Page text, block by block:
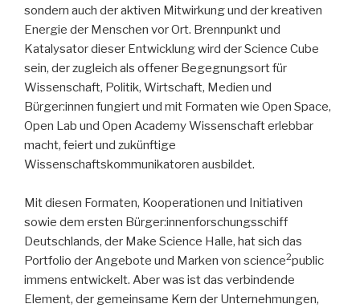
sondern auch der aktiven Mitwirkung und der kreativen
Energie der Menschen vor Ort. Brennpunkt und
Katalysator dieser Entwicklung wird der Science Cube
sein, der zugleich als offener Begegnungsort für
Wissenschaft, Politik, Wirtschaft, Medien und
Bürger:innen fungiert und mit Formaten wie Open Space,
Open Lab und Open Academy Wissenschaft erlebbar
macht, feiert und zukünftige
Wissenschaftskommunikatoren ausbildet.
Mit diesen Formaten, Kooperationen und Initiativen
sowie dem ersten Bürger:innenforschungsschiff
Deutschlands, der Make Science Halle, hat sich das
Portfolio der Angebote und Marken von science2public
immens entwickelt. Aber was ist das verbindende
Element, der gemeinsame Kern der Unternehmungen,